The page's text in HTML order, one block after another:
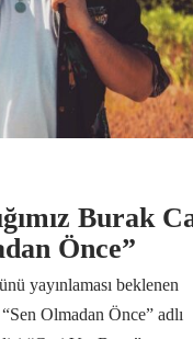
Burak
Önce”
yayınlaması beklenen
Olmadan Önce” adlı